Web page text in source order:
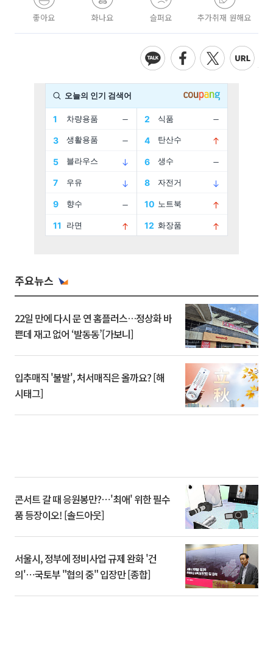
좋아요 화나요 슬퍼요 추가취재 원해요
주요뉴스
22일 만에 다시 문 연 홈플러스…정상화 바
쁜데 재고 없어 ‘발동동’[가보니]
입추매직 '불발', 처서매직은 올까요? [해
시태그]
콘서트 갈 때 응원봉만?⋯'최애' 위한 필수
품 등장이오! [솔드아웃]
서울시, 정부에 정비사업 규제 완화 '건
의'⋯국토부 "협의 중" 입장만 [종합]